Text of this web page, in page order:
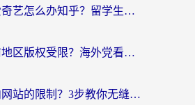
海外看不了爱奇艺怎么办知乎？留学生亲测有效的回国加速方案
央视影音当前地区版权受限？海外党看国内剧、追电视台的终极解决方案
海外访问国内网站的限制？3步教你无缝解锁国内资源（附实测最优工具）